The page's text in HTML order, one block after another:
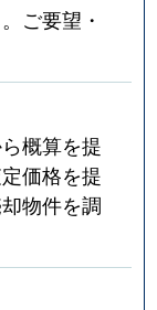
ご要望・
概算を提
価格を提
物件を調